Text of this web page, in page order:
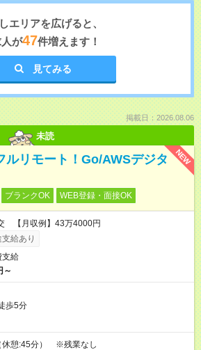
エリアを広げると、
が47件増えます！
見てみる
掲載日：2026.08.06
未読
NEW
ルリモート！Go/AWSデジタ
ブランクOK WEB登録・面接OK
【月収例】43万4000円
給あり
支給
～
歩5分
休憩:45分） ※残業なし